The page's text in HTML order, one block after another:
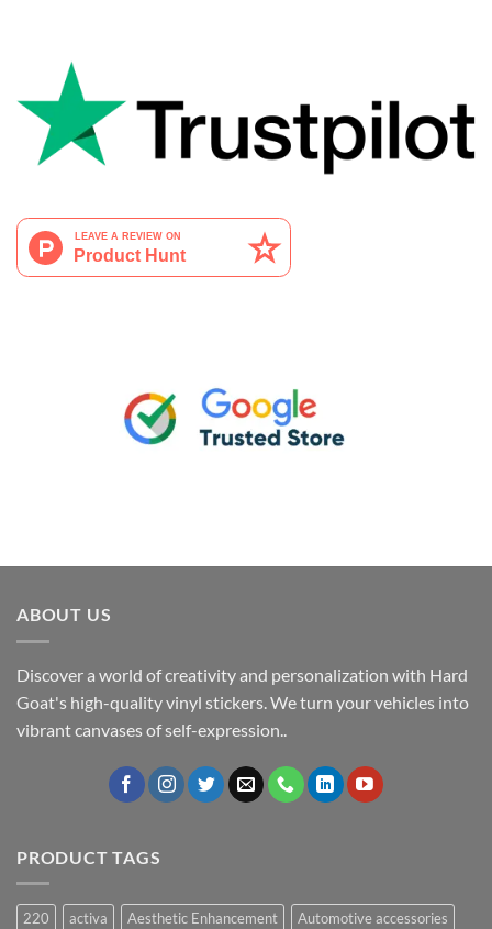
ABOUT US
Discover a world of creativity and personalization with Hard
Goat's high-quality vinyl stickers. We turn your vehicles into
vibrant canvases of self-expression..
PRODUCT TAGS
220 activa Aesthetic Enhancement
Automotive accessories